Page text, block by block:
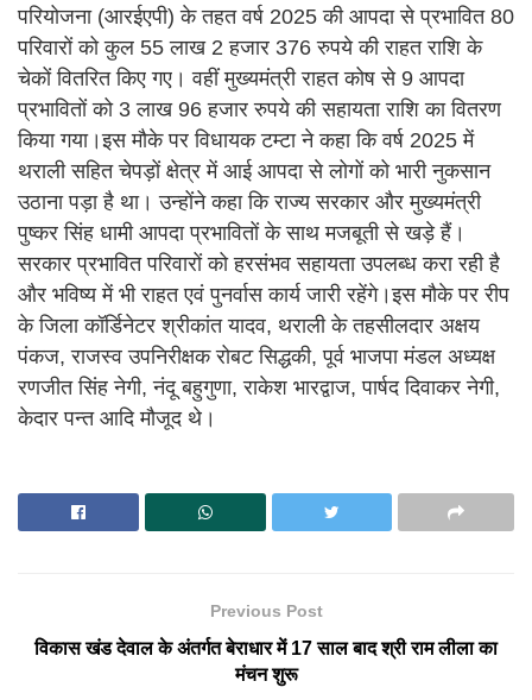
परियोजना (आरईएपी) के तहत वर्ष 2025 की आपदा से प्रभावित 80
परिवारों को कुल 55 लाख 2 हजार 376 रुपये की राहत राशि के
चेकों वितरित किए गए। वहीं मुख्यमंत्री राहत कोष से 9 आपदा
प्रभावितों को 3 लाख 96 हजार रुपये की सहायता राशि का वितरण
किया गया।इस मौके पर विधायक टम्टा ने कहा कि वर्ष 2025 में
थराली सहित चेपड़ों क्षेत्र में आई आपदा से लोगों को भारी नुकसान
उठाना पड़ा है था। उन्होंने कहा कि राज्य सरकार और मुख्यमंत्री
पुष्कर सिंह धामी आपदा प्रभावितों के साथ मजबूती से खड़े हैं।
सरकार प्रभावित परिवारों को हरसंभव सहायता उपलब्ध करा रही है
और भविष्य में भी राहत एवं पुनर्वास कार्य जारी रहेंगे।इस मौके पर रीप
के जिला कॉर्डिनेटर श्रीकांत यादव, थराली के तहसीलदार अक्षय
पंकज, राजस्व उपनिरीक्षक रोबट सिद्धकी, पूर्व भाजपा मंडल अध्यक्ष
रणजीत सिंह नेगी, नंदू बहुगुणा, राकेश भारद्वाज, पार्षद दिवाकर नेगी,
केदार पन्त आदि मौजूद थे।
Previous Post
विकास खंड देवाल के अंतर्गत बेराधार में 17 साल बाद श्री राम लीला का
मंचन शुरू